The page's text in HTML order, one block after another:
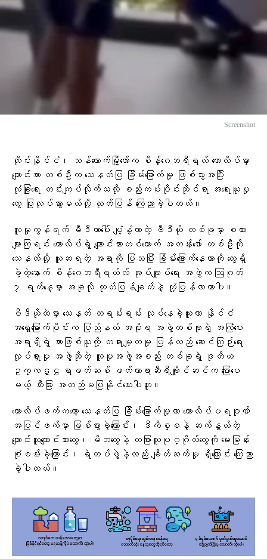
Screenshot
ထိုင်းနိုင်ငံ၊ ဘန်ကောက်မြို့တော်က စိန့်ဂေဘရီရယ် ကောလိပ်မှာ
ကျောင်းသား တစ်ဦးက သေနတ်ပြ ခြိမ်းခြောက်မှု ဖြစ်ပွားအပြီး
လုံခြုံရေး တင်းကျပ်လိုက်သလို စည်းကမ်းပိုင်းဆိုင်ရာ အရေးယူမှု
တွေ ပြုလုပ်သွားမယ်လို့ ထုတ်ပြန် ကြေညာခဲ့ပါတယ်။
လူမှုကွန်ရက် မီဒီယာပေါ် ပျံ့နှံ့လာတဲ့ ဗီဒီယို တစ်ခုမှာ စကား
များကြရင်း ကောလိပ်ရဲ့ ကျောင်းသားတစ်ယောက် အတန်းဖော် တစ်ဦးကို
သေနတ်လို့ ယူဆရတဲ့ အရာကို ပြသပြီး ခြိမ်းခြောက်နေတာကို တွေ့ရှိ
ခဲ့တဲ့နောက် စိန့်ဂေဘရီရယ်လ် အုပ်ချုပ်ရေး အဖွဲ့က ဩဂုတ်
၇ ရက်နေ့မှာ အခုလို ထုတ်ပြန်ချက်နဲ့ တုံ့ပြန်လာတာပါ။
ဗီဒီယိုထဲမှာ သေနတ် တရမ်းရမ်း လုပ်နေခဲ့သူဟာ နိုင်ငံ
အရှေ့မြောက်ပိုင်းက ပြည်နယ် အစိုးရ အဖွဲ့တစ်ခုရဲ့ အကြံပေး
အရာရှိရဲ့ သားဖြစ်သူလို့ တရားမျှတမှု ပြန်လည် ဆောင်ကြဉ်းရေး
လှုပ်ရှားမှု အဖွဲ့ဆိုတဲ့ လူမှုအဖွဲ့အစည်း တစ်ခုရဲ့ ဒုတိယ
ဥက္ကဋ္ဌ ရာဖတ်ဆစ် ဖတ်တာရာဆီရီချိုင်ဆင်က ပြောပေ
မယ့် သီးခြား အတည်မပြုနိုင်သေးပါဘူး။
ကောလိပ်ဖက်ကတော့ သေနတ်ပြ ခြိမ်းခြောက်မှုဟာ ကောလိပ်ပရဝုဏ်
အပြင်ဖက်မှာ ဖြစ်ပွားခဲ့ကြောင်း၊ ဒီကိစ္စနဲ့ ဆက်နွှယ်တဲ့
ကျောင်းသူကျောင်းသားတွေ၊ မိဘတွေနဲ့ တခြားလူပုဂ္ဂိုလ်တွေကို မေးမြန်း
စုံစမ်းခဲ့ကြောင်း၊ ရဲတပ်ဖွဲ့နဲ့လည်း ချိတ်ဆက်မှု ရှိကြောင်း ကြေညာ
ခဲ့ပါတယ်။